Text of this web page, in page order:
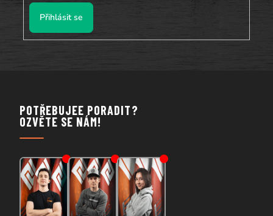
Přihlásit se
POTŘEBUJEE PORADIT?
OZVĚTE SE NÁM!